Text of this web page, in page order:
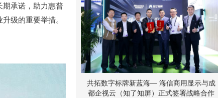
期承诺，助力惠普
级的重要举措。
共拓数字标牌新蓝海— 海信商用显示与成
都企视云（知了知屏）正式签署战略合作